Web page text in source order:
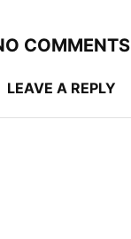
COMMENTS
LEAVE A REPLY